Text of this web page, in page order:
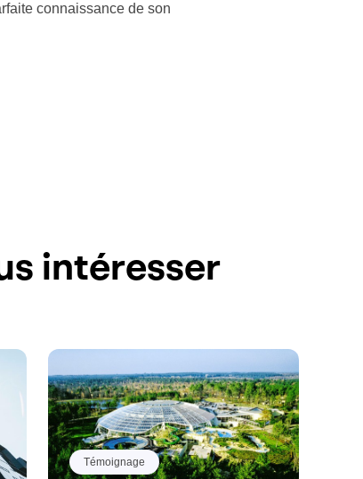
connaissance de son
intéresser
Témoignage